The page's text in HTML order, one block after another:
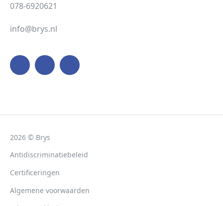
078-6920621
info@brys.nl
2026 © Brys
Antidiscriminatiebeleid
Certificeringen
Algemene voorwaarden